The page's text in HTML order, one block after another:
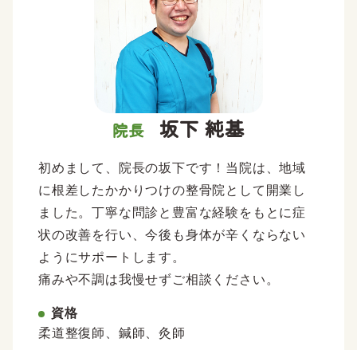
院長 坂下 純基
初めまして、院長の坂下です！当院は、地域
に根差したかかりつけの整骨院として開業し
ました。丁寧な問診と豊富な経験をもとに症
状の改善を行い、今後も身体が辛くならない
ようにサポートします。
痛みや不調は我慢せずご相談ください。
資格
柔道整復師、鍼師、灸師